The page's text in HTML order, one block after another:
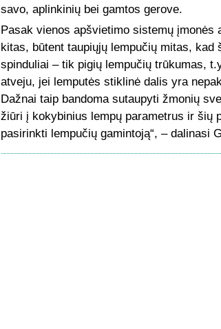
savo, aplinkinių bei gamtos gerove.
Pasak vienos apšvietimo sistemų
kitas, būtent taupiųjų lempučių mitas,
spinduliai – tik pigių lempučių trūkumas,
atveju, jei lemputės stiklinė dalis yra
Dažnai taip bandoma sutaupyti žmonių
žiūri į kokybinius lempų parametrus ir šių
pasirinkti lempučių gamintoją“, – dalinasi